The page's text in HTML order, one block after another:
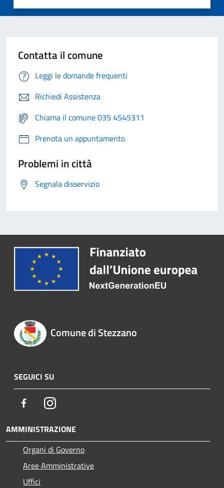
Contatta il comune
Leggi le domande frequenti
Richiedi Assistenza
Chiama il comune 035 4545311
Prenota un appuntamento
Problemi in città
Segnala disservizio
Comune di Stezzano
SEGUICI SU
FacebookInstagram
AMMINISTRAZIONE
Organi di Governo
Aree Amministrative
Uffici